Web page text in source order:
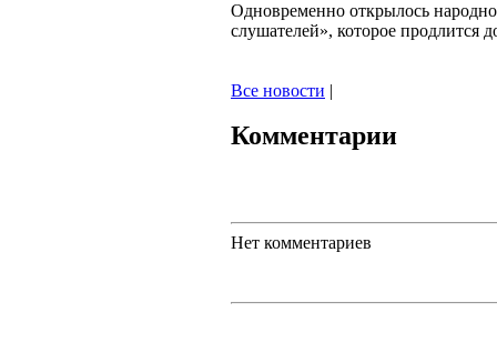
Одновременно открылось
слушателей», которое продлится
Все новости |
Комментарии
Нет комментариев